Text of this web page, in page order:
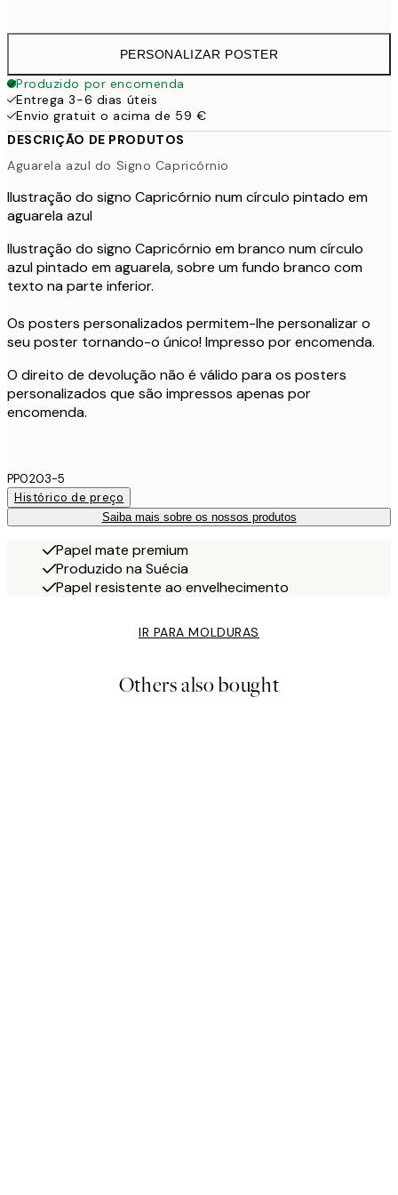
PERSONALIZAR POSTER
Produzido por encomenda
Entrega 3-6 dias úteis
Envio gratuit o acima de 59 €
DESCRIÇÃO DE PRODUTOS
Aguarela azul do Signo Capricórnio
Ilustração do signo Capricórnio num círculo pintado em
aguarela azul
Ilustração do signo Capricórnio em branco num círculo
azul pintado em aguarela, sobre um fundo branco com
texto na parte inferior.
Os posters personalizados permitem-lhe personalizar o
seu poster tornando-o único! Impresso por encomenda.
O direito de devolução não é válido para os posters
personalizados que são impressos apenas por
encomenda.
PP0203-5
Histórico de preço
Saiba mais sobre os nossos produtos
Papel mate premium
Produzido na Suécia
Papel resistente ao envelhecimento
IR PARA MOLDURAS
Others also bought